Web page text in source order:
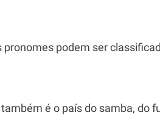
podem ser
é o país do samba, do